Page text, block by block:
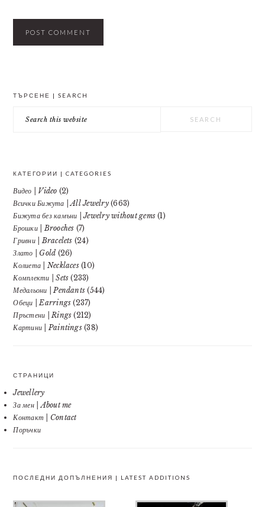
ТЪРСЕНЕ | SEARCH
this
КАТЕГОРИИ | CATEGORIES
Видео | Video (2)
Всички Бижута | All Jewelry(663)
Бижута без камъни | Jewelry without gems (1)
Брошки | Brooches (7)
Гривни | Bracelets (24)
Злато | Gold (26)
Колиета | Necklaces(10)
Комплекти | Sets (233)
Медальони | Pendants (544)
Обеци | Earrings (237)
Пръстени | Rings (212)
Картини | Paintings(38)
СТРАНИЦИ
Jewellery
За мен | About me
Контакт | Contact
Поръчки
ПОСЛЕДНИ ДОПЪЛНЕНИЯ | LATEST ADDITIONS